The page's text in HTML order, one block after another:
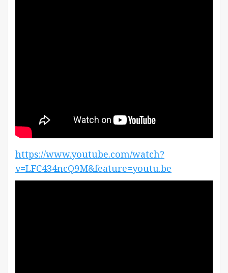
https://www.youtube.com/watch?
v=LFC434ncQ9M&feature=youtu.be